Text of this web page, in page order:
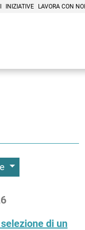
INIZIATIVE LAVORA CON NOI
di un